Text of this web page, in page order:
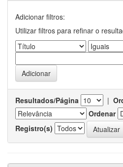
Adicionar filtros:
Utilizar filtros para refinar o
Resultados/Página |
Ordenar
Registro(s)